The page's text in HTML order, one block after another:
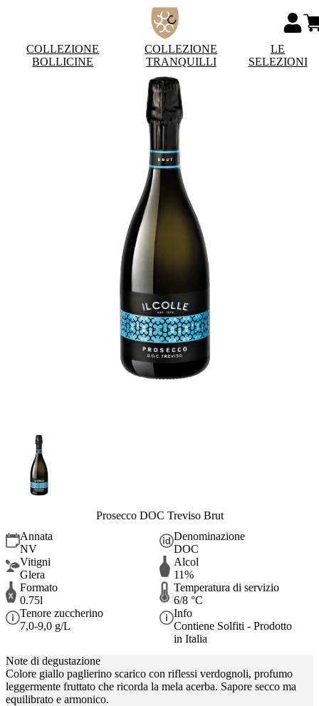
COLLEZIONE
BOLLICINE
COLLEZIONE
TRANQUILLI
LE
SELEZIONI
Prosecco DOC Treviso Brut
Annata
NV
Denominazione
DOC
Vitigni
Glera
Alcol
11%
Formato
0.75l
Temperatura di servizio
6/8 °C
Tenore zuccherino
7,0-9,0 g/L
Info
Contiene Solfiti - Prodotto
in Italia
Note di degustazione
Colore giallo paglierino scarico con riflessi verdognoli, profumo
leggermente fruttato che ricorda la mela acerba. Sapore secco ma
equilibrato e armonico.